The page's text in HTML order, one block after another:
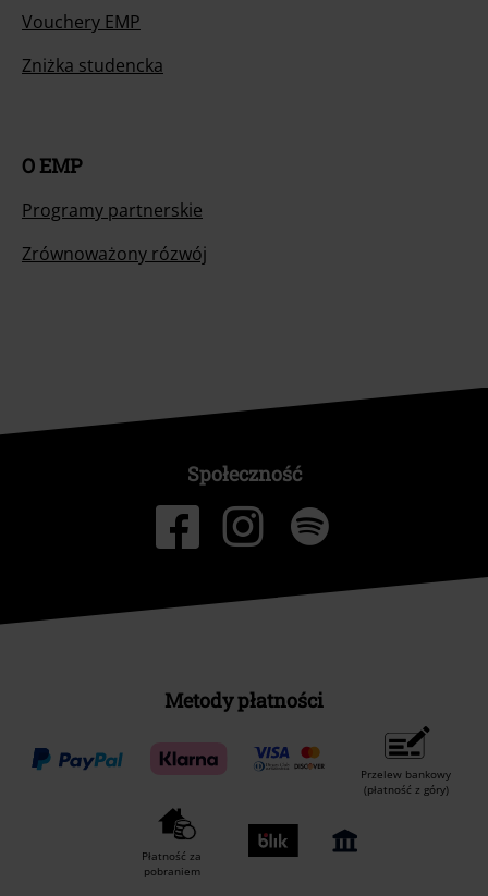
Vouchery EMP
Zniżka studencka
O EMP
Programy partnerskie
Zrównoważony rózwój
Społeczność
Metody płatności
Przelew bankowy
(płatność z góry)
Płatność za
pobraniem